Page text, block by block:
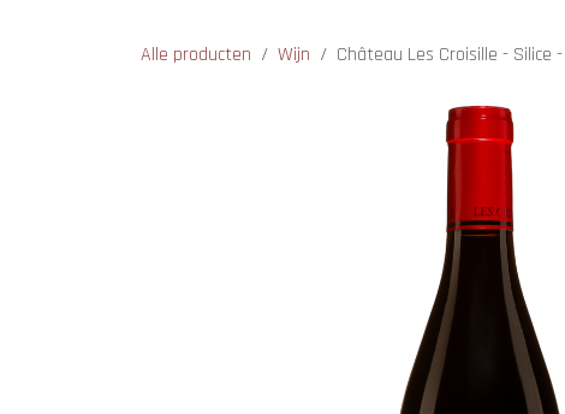
Alle producten Wijn Château Les Croisille - Silice -